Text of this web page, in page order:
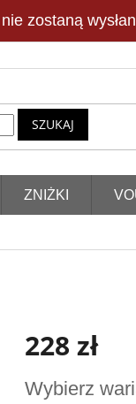
zostaną
SZUKAJ
ZNIŻKI
228 zł
jednostkowa:
Wybierz